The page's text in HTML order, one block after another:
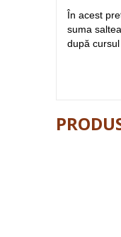
În acest
suma
după